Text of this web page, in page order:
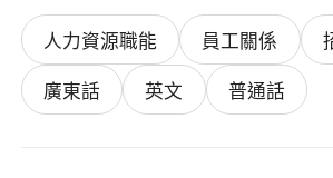
流利運用粵語、普通話及英語進
頭溝通，能獨立編寫招聘啟事、
信函
熟練操作Microsoft Office套裝
人力資源職能 員工關係
廣東話
英文 普通話